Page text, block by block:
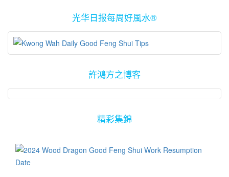
光华日报每周好風水®
許鴻方之博客
精彩集錦